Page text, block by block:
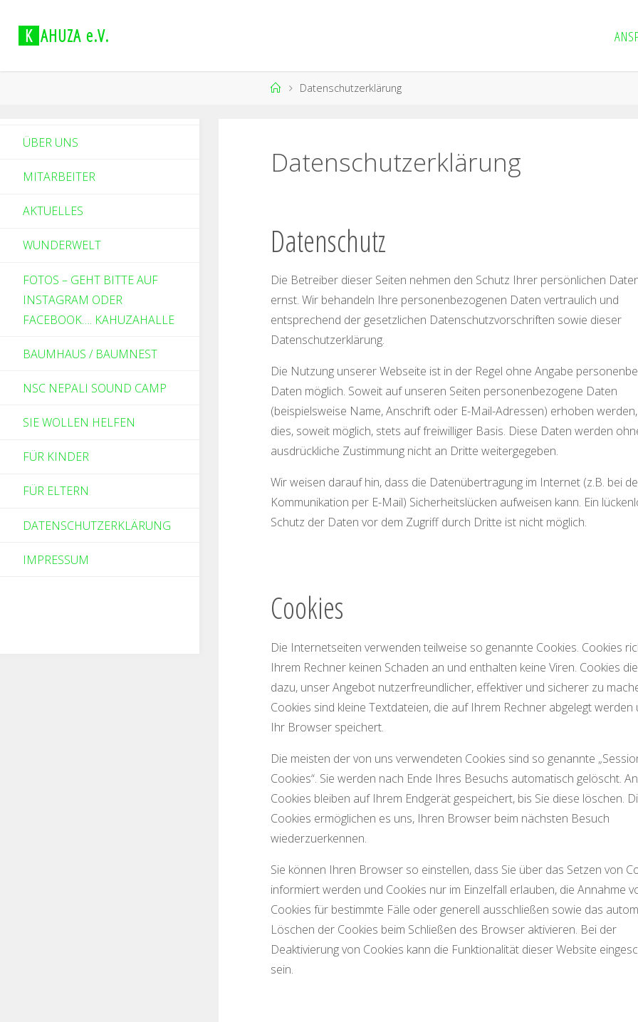
K AHUZA e.V.
Datenschutzerklärung
Datenschutzerklärung
Datenschutz
Die Betreiber dieser Seiten nehmen den Schutz Ihrer persönlichen
ernst. Wir behandeln Ihre personenbezogenen Daten vertraulich und
entsprechend der gesetzlichen Datenschutzvorschriften sowie dieser
Datenschutzerklärung.
Die Nutzung unserer Webseite ist in der Regel ohne Angabe
Daten möglich. Soweit auf unseren Seiten personenbezogene Daten
(beispielsweise Name, Anschrift oder E-Mail-Adressen) erhoben
dies, soweit möglich, stets auf freiwilliger Basis. Diese Daten werden
ausdrückliche Zustimmung nicht an Dritte weitergegeben.
Wir weisen darauf hin, dass die Datenübertragung im Internet (z.B. bei
Kommunikation per E-Mail) Sicherheitslücken aufweisen kann. Ein
Schutz der Daten vor dem Zugriff durch Dritte ist nicht möglich.
Cookies
Die Internetseiten verwenden teilweise so genannte Cookies. Cookies
Ihrem Rechner keinen Schaden an und enthalten keine Viren. Cookies
dazu, unser Angebot nutzerfreundlicher, effektiver und sicherer zu
Cookies sind kleine Textdateien, die auf Ihrem Rechner abgelegt werden
Ihr Browser speichert.
Die meisten der von uns verwendeten Cookies sind so genannte
Cookies“. Sie werden nach Ende Ihres Besuchs automatisch gelöscht.
Cookies bleiben auf Ihrem Endgerät gespeichert, bis Sie diese löschen.
Cookies ermöglichen es uns, Ihren Browser beim nächsten Besuch
wiederzuerkennen.
Sie können Ihren Browser so einstellen, dass Sie über das Setzen von
informiert werden und Cookies nur im Einzelfall erlauben, die Annahme
Cookies für bestimmte Fälle oder generell ausschließen sowie das
Löschen der Cookies beim Schließen des Browser aktivieren. Bei der
Deaktivierung von Cookies kann die Funktionalität dieser Website
sein.
ÜBER UNS
MITARBEITER
AKTUELLES
WUNDERWELT
FOTOS – GEHT BITTE AUF
INSTAGRAM ODER
FACEBOOK…. KAHUZAHALLE
BAUMHAUS / BAUMNEST
NSC NEPALI SOUND CAMP
SIE WOLLEN HELFEN
FÜR KINDER
FÜR ELTERN
DATENSCHUTZERKLÄRUNG
IMPRESSUM